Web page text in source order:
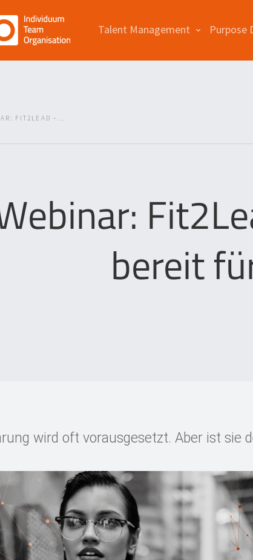
Talent Management Purpose
FIT2LEAD –...
bereit
wird oft vorausgesetzt. Aber ist sie